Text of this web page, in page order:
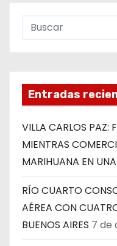
Entradas
VILLA CARLOS PAZ:
MIENTRAS
MARIHUANA EN
RÍO CUARTO
AÉREA CON
BUENOS AIRES 7 de